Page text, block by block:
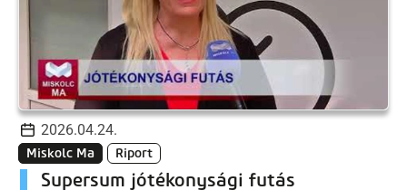
2026.04.24.
Miskolc Ma Riport
Supersum jótékonysági futás